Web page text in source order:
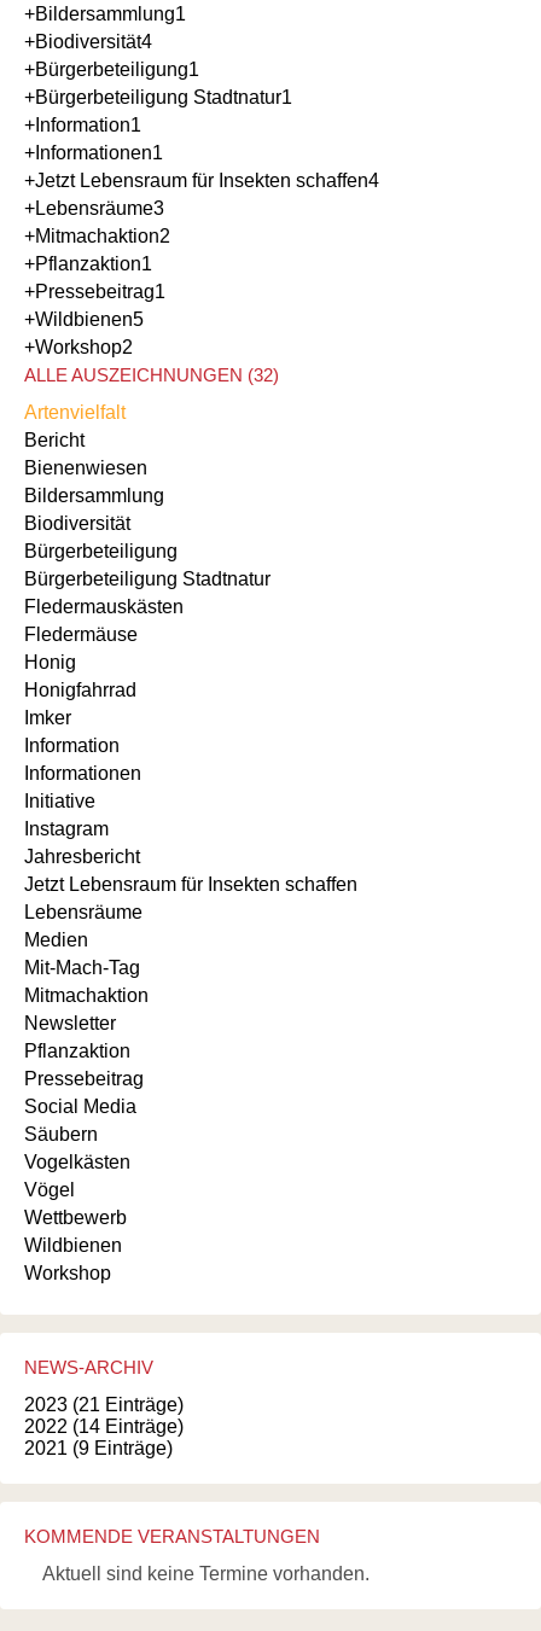
+Bildersammlung1
+Biodiversität4
+Bürgerbeteiligung1
+Bürgerbeteiligung Stadtnatur1
+Information1
+Informationen1
+Jetzt Lebensraum für Insekten schaffen4
+Lebensräume3
+Mitmachaktion2
+Pflanzaktion1
+Pressebeitrag1
+Wildbienen5
+Workshop2
ALLE AUSZEICHNUNGEN (32)
Artenvielfalt
Bericht
Bienenwiesen
Bildersammlung
Biodiversität
Bürgerbeteiligung
Bürgerbeteiligung Stadtnatur
Fledermauskästen
Fledermäuse
Honig
Honigfahrrad
Imker
Information
Informationen
Initiative
Instagram
Jahresbericht
Jetzt Lebensraum für Insekten schaffen
Lebensräume
Medien
Mit-Mach-Tag
Mitmachaktion
Newsletter
Pflanzaktion
Pressebeitrag
Social Media
Säubern
Vogelkästen
Vögel
Wettbewerb
Wildbienen
Workshop
NEWS-ARCHIV
2023 (21 Einträge)
2022 (14 Einträge)
2021 (9 Einträge)
KOMMENDE VERANSTALTUNGEN
Aktuell sind keine Termine vorhanden.